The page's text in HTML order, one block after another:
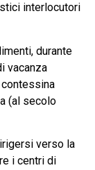
interlocutori
durante
vacanza
(al secolo
verso la
i centri di